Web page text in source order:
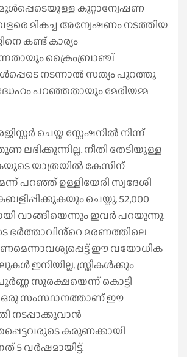
കുറ്റാന്വേഷണ
മികച്ച അന്വേഷണം നടത്തിയ
കണ്ട് കാര്യം
ക്രൈംബ്രാഞ്ച്
നടന്നാൽ സത്യം പുറത്തു
പറഞ്ഞതായും മേരിയമ്മ
ചെയ്ത സ്റ്റേഷനിൽ നിന്ന്
ലഭിക്കുന്നില്ല. നീതി തേടിയുള്ള
യാത്രയിൽ കേസിന്
പറഞ്ഞ് ഉള്ളിയേരി സ്വദേശി
ചെയ്തു. 52,000
വാങ്ങിയെന്നും ഇവർ പറയുന്നു.
ഭർത്താവിൻ്റെ മരണത്തിലെ
ഈ വയോധിക
ഇനിയില്ല. സ്ത്രീകൾക്കും
​സുരക്ഷയെന്ന് കൊട്ടി
ഒരു സംസ്ഥാനത്താണ് ഈ
നടപ്പാക്കുവാൻ
കരുണക്കായി
5 വർഷമായിട്ട്.